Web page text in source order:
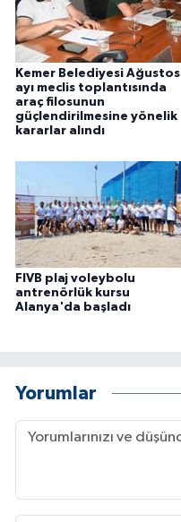
Kemer Belediyesi Ağustos
ayı meclis toplantısında
araç filosunun
güçlendirilmesine yönelik
kararlar alındı
FIVB plaj voleybolu
antrenörlük kursu
Alanya'da başladı
Yorumlar